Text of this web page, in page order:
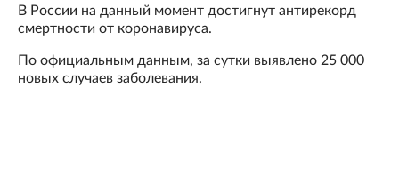
В России на данный момент достигнут антирекорд
смертности от коронавируса.
По официальным данным, за сутки выявлено 25 000
новых случаев заболевания.